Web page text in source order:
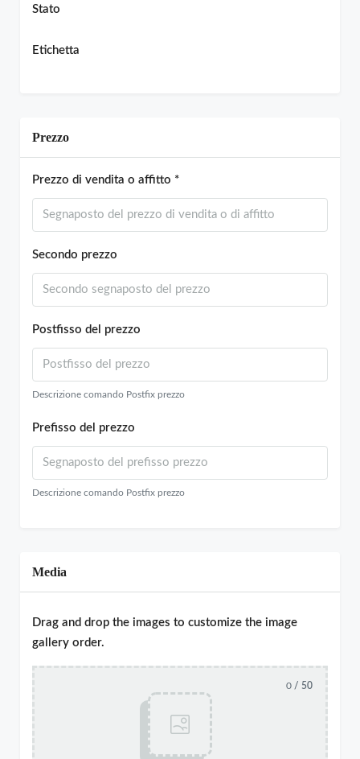
Stato
Etichetta
Prezzo
Prezzo di vendita o affitto *
Secondo prezzo
Postfisso del prezzo
Descrizione comando Postfix prezzo
Prefisso del prezzo
Descrizione comando Postfix prezzo
Media
Drag and drop the images to customize the image
gallery order.
0 / 50